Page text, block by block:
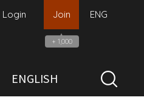
Login Join
▲
+ 1,000
ENG
ENGLISH